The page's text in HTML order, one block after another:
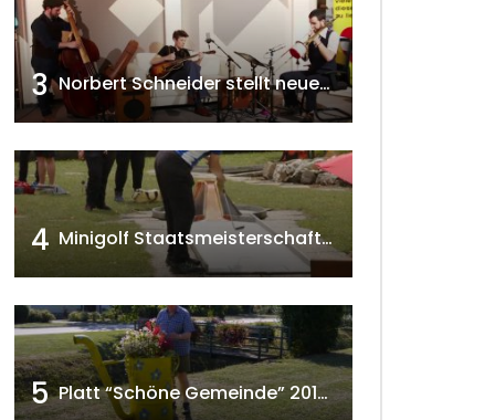
3 Norbert Schneider stellt neues Musikalbum vor 2020 w4tv168
4 Minigolf Staatsmeisterschaften in Seefeld-Kadolz w4tv174
5 Platt “Schöne Gemeinde” 2018 w4tv129